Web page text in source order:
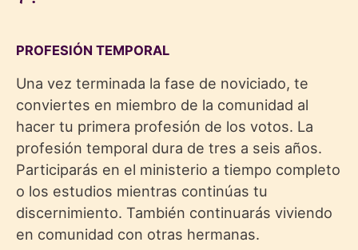
PROFESIÓN TEMPORAL
Una vez terminada la fase de noviciado, te
conviertes en miembro de la comunidad al
hacer tu primera profesión de los votos. La
profesión temporal dura de tres a seis años.
Participarás en el ministerio a tiempo completo
o los estudios mientras continúas tu
discernimiento. También continuarás viviendo
en comunidad con otras hermanas.